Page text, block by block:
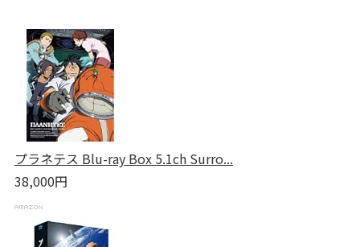
プラネテス Blu-ray Box 5.1ch Surro...
38,000円